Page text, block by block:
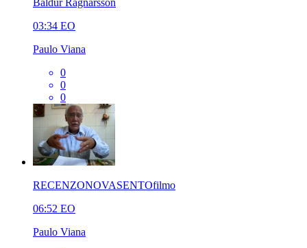
03:34 EO
Paulo Viana
0
0
0
RECENZONOVASENTOfilmo
06:52 EO
Paulo Viana